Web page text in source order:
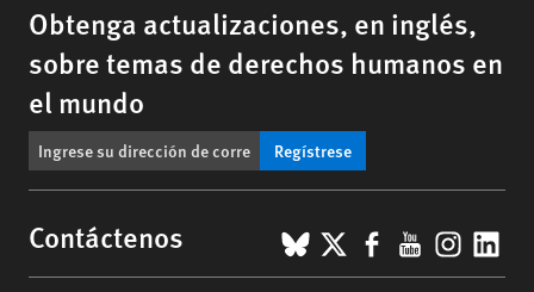
Obtenga actualizaciones, en inglés,
sobre temas de derechos humanos en
el mundo
Regístrese
Contáctenos BlueSky
X Facebook
YouTube